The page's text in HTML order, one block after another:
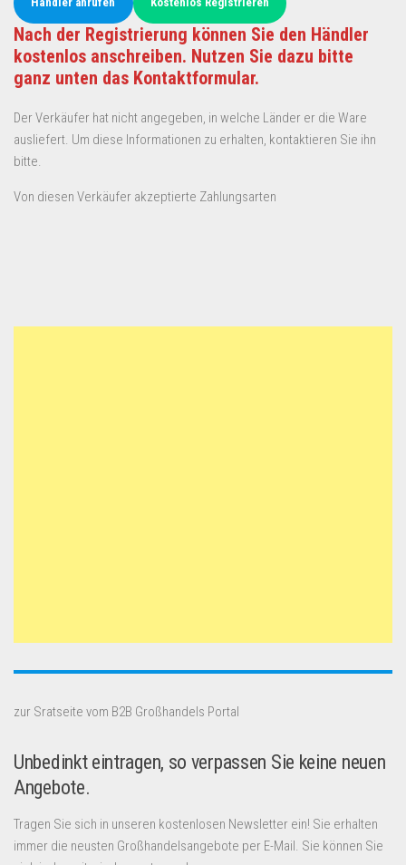
Nach der Registrierung können Sie den Händler
kostenlos anschreiben. Nutzen Sie dazu bitte
ganz unten das Kontaktformular.
Der Verkäufer hat nicht angegeben, in welche Länder er die Ware
ausliefert. Um diese Informationen zu erhalten, kontaktieren Sie ihn
bitte.
Von diesen Verkäufer akzeptierte Zahlungsarten
zur Sratseite vom B2B Großhandels Portal
Unbedinkt eintragen, so verpassen Sie keine neuen
Angebote.
Tragen Sie sich in unseren kostenlosen Newsletter ein! Sie erhalten
immer die neusten Großhandelsangebote per E-Mail. Sie können Sie